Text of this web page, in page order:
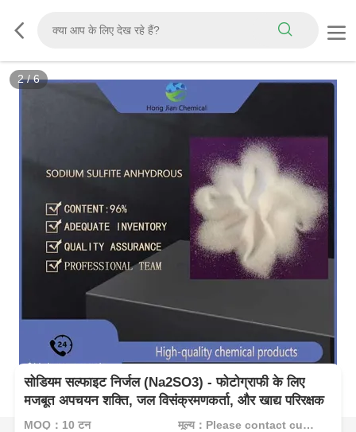
2/6
सोडियम सल्फाइट निर्जल (Na2SO3) - फोटोग्राफी के लिए
मजबूत अपचयन शक्ति, जल विसंक्रमणकर्ता, और खाद्य परिरक्षक
MOQ：10 टन मूल्य：Please contact customer service